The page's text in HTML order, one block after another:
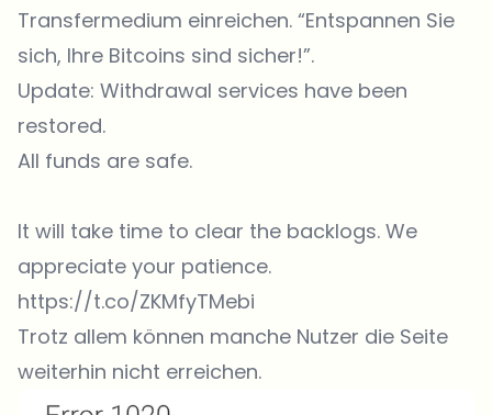
Transfermedium einreichen. “Entspannen Sie
sich, Ihre Bitcoins sind sicher!”.
Update: Withdrawal services have been
restored.
All funds are safe.
It will take time to clear the backlogs. We
appreciate your patience.
https://t.co/ZKMfyTMebi
Trotz allem können manche Nutzer die Seite
weiterhin nicht erreichen.